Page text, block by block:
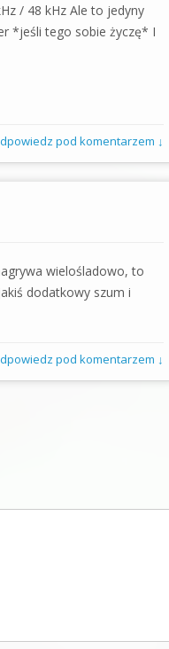
/ 48 kHz Ale to jedyny
*jeśli tego sobie życzę* I
pod komentarzem ↓
wielośladowo, to
dodatkowy szum i
pod komentarzem ↓